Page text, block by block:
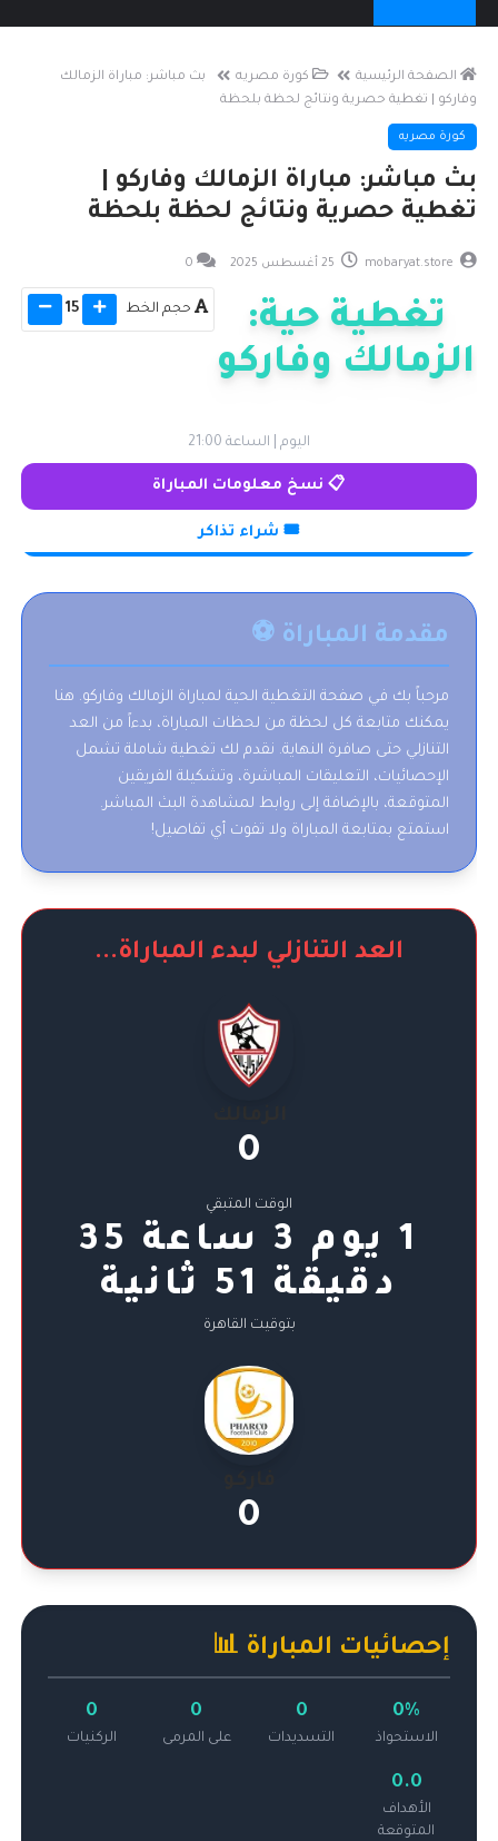
الصفحة الرئيسية كورة مصريه
بث مباشر: مباراة الزمالك
وفاركو | تغطية حصرية ونتائج لحظة بلحظة
كورة مصريه
بث مباشر: مباراة الزمالك وفاركو |
تغطية حصرية ونتائج لحظة بلحظة
mobaryat.store
0
حجم الخط 15
تغطية حية:
الزمالك وفاركو
اليوم | الساعة 21:00
📋 نسخ معلومات المباراة
🎟️ شراء تذاكر
مقدمة المباراة ⚽
مرحباً بك في صفحة التغطية الحية لمباراة الزمالك وفاركو. هنا
يمكنك متابعة كل لحظة من لحظات المباراة، بدءاً من العد
التنازلي حتى صافرة النهاية. نقدم لك تغطية شاملة تشمل
الإحصائيات، التعليقات المباشرة، وتشكيلة الفريقين
المتوقعة، بالإضافة إلى روابط لمشاهدة البث المباشر.
استمتع بمتابعة المباراة ولا تفوت أي تفاصيل!
العد التنازلي لبدء المباراة...
0
الوقت المتبقي
1 يوم 3 ساعة 35
دقيقة 50 ثانية
بتوقيت القاهرة
0
إحصائيات المباراة 📊
0%
الاستحواذ
0
التسديدات
0
على المرمى
0
الركنيات
0.0
الأهداف
المتوقعة